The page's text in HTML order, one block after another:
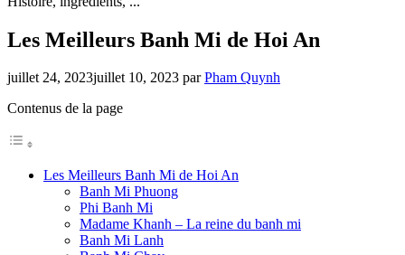
Les Meilleurs Banh Mi de Hoi An
juillet 24, 2023juillet 10, 2023 parPham Quynh
Contenus de la page
Les Meilleurs Banh Mi de Hoi An
Banh Mi Phuong
Phi Banh Mi
Madame Khanh – La reine du banh mi
Banh Mi Lanh